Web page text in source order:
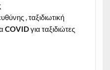
, ταξιδιωτική
COVIDγια ταξιδιώτες